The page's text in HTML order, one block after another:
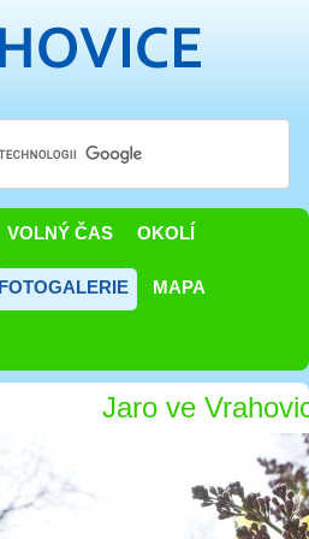
VOLNÝ ČAS OKOLÍ
FOTOGALERIE MAPA
Jaro ve